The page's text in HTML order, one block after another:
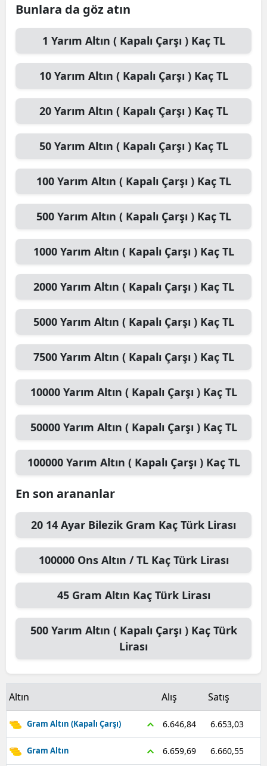
Erzincan
Erzurum
Eskişehir
Gaziantep
Giresun
Gümüşhane
Hakkari
Isparta
Mersin
İstanbul
İzmir
Kars
Kastamonu
Kayseri
Kırklareli
Kocaeli
Konya
Manisa
Kahramanmaraş
Mardin
Muğla
Muş
Ordu
Rize
Sakarya
Bunlara da göz atın
1 Yarım Altın ( Kapalı Çarşı )Kaç TL
10 Yarım Altın ( Kapalı Çarşı )Kaç TL
20 Yarım Altın ( Kapalı Çarşı )Kaç TL
50 Yarım Altın ( Kapalı Çarşı )Kaç TL
100 Yarım Altın ( Kapalı Çarşı )Kaç TL
500 Yarım Altın ( Kapalı Çarşı )Kaç TL
1000 Yarım Altın ( Kapalı Çarşı )Kaç TL
2000 Yarım Altın ( Kapalı Çarşı )Kaç TL
5000 Yarım Altın ( Kapalı Çarşı )Kaç TL
7500 Yarım Altın ( Kapalı Çarşı )Kaç TL
10000 Yarım Altın ( Kapalı Çarşı )Kaç TL
50000 Yarım Altın ( Kapalı Çarşı )Kaç TL
100000 Yarım Altın ( Kapalı Çarşı )Kaç TL
En son arananlar
20 14 Ayar Bilezik Gram Kaç Türk Lirası
100000 Ons Altın / TLKaç Türk Lirası
45 Gram Altın Kaç Türk Lirası
500 Yarım Altın ( Kapalı Çarşı )Kaç Türk
Lirası
Altın Alış Satış
Gram Altın (Kapalı Çarşı) 6.646,84 6.653,03
Gram Altın 6.659,69 6.660,55